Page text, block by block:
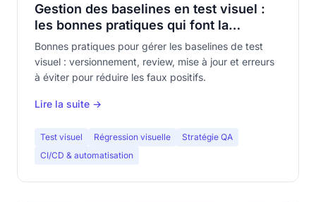
Gestion des baselines en test visuel :
les bonnes pratiques qui font la
différence
Bonnes pratiques pour gérer les baselines de test
visuel : versionnement, review, mise à jour et erreurs
à éviter pour réduire les faux positifs.
Lire la suite →
Test visuel Régression visuelle
Stratégie QA
CI/CD & automatisation